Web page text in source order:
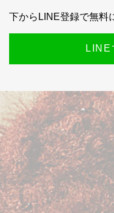
下からLINE登録で無料
LINE